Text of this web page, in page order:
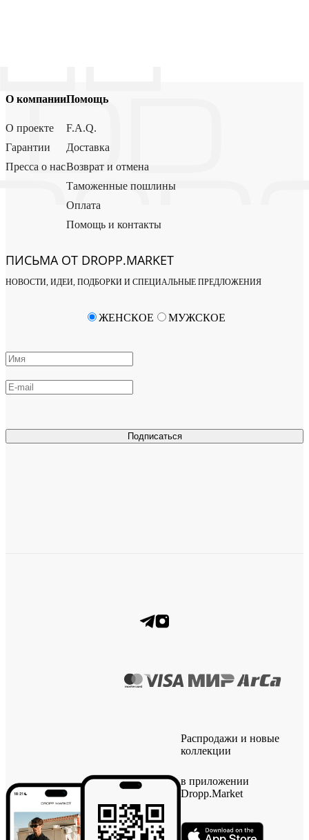
О компании
О проекте
Гарантии
Пресса о нас
Помощь
F.A.Q.
Доставка
Возврат и отмена
Таможенные пошлины
Оплата
Помощь и контакты
ПИСЬМА ОТ DROPP.MARKET
НОВОСТИ, ИДЕИ, ПОДБОРКИ И СПЕЦИАЛЬНЫЕ ПРЕДЛОЖЕНИЯ
Подписаться
ЖЕНСКОЕ МУЖСКОЕ
Распродажи и новые
коллекции
в приложении
Dropp.Market